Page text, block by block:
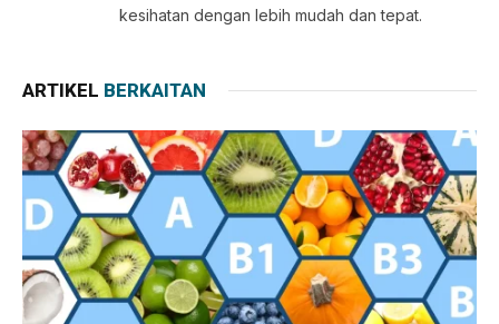
kesihatan dengan lebih mudah dan tepat.
ARTIKEL BERKAITAN